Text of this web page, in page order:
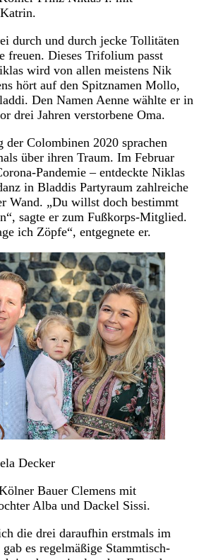
durch und durch jecke Tollitäten
freuen. Dieses Trifolium passt
wird von allen meistens Nik
hört auf den Spitznamen Mollo,
Den Namen Aenne wählte er in
drei Jahren verstorbene Oma.
der Colombinen 2020 sprachen
über ihren Traum. Im Februar
Pandemie – entdeckte Niklas
in Bladdis Partyraum zahlreiche
Wand. „Du willst doch bestimmt
sagte er zum Fußkorps-Mitglied.
ich Zöpfe“, entgegnete er.
Decker
Bauer Clemens mit
Alba und Dackel Sissi.
die drei daraufhin erstmals im
es regelmäßige Stammtisch-